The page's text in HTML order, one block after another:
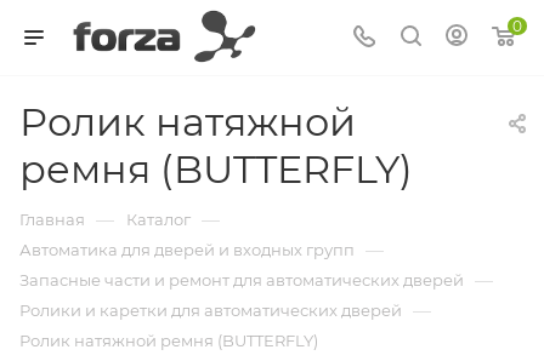
0
Ролик натяжной
ремня (BUTTERFLY)
Главная — Каталог —
Автоматика для дверей и входных групп —
Запасные части и ремонт для автоматических дверей —
Ролики и каретки для автоматических дверей —
Ролик натяжной ремня (BUTTERFLY)